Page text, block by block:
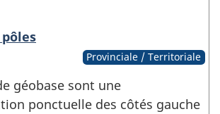
pôles
Provinciale / Territoriale
géobase sont une
ponctuelle des côtés gauche